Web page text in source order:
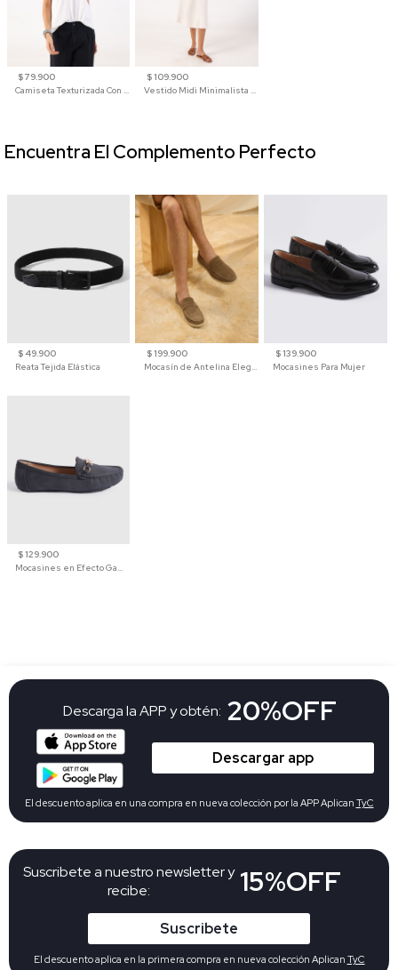
$ 79.900
Camiseta Texturizada Con Cuello En V Para Mujer
$ 109.900
Vestido Midi Minimalista De Silueta Amplia
$ 49.900
Reata Tejida Elástica
$ 199.900
Mocasín de Antelina Elegante con Suela de Contraste Para Hombre
$ 139.900
Mocasines Para Mujer
$ 129.900
Mocasines en Efecto Gamuzado Para Mujer
Encuentra El Complemento Perfecto
Suscribete a nuestro newsletter y
recibe:
15%OFF
Suscribete
El descuento aplica en la primera compra en nueva colección Aplican TyC
Descarga la APP y obtén: 20%OFF
Descargar app
El descuento aplica en una compra en nueva colección por la APP Aplican TyC